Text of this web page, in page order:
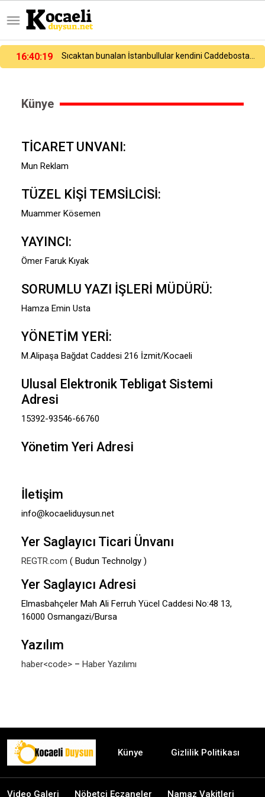
16:40:19
Künye
TİCARET UNVANI:
Mun Reklam
TÜZEL KİŞİ TEMSİLCİSİ:
Muammer Kösemen
YAYINCI:
Ömer Faruk Kıyak
SORUMLU YAZI İŞLERİ MÜDÜRÜ:
Hamza Emin Usta
YÖNETİM YERİ:
M.Alipaşa Bağdat Caddesi 216 İzmit/Kocaeli
Ulusal Elektronik Tebligat Sistemi
Adresi
15392-93546-66760
Yönetim Yeri Adresi
İletişim
info@kocaeliduysun.net
Yer Saglayıcı Ticari Ünvanı
REGTR.com ( Budun Technolgy )
Yer Saglayıcı Adresi
Elmasbahçeler Mah Ali Ferruh Yücel Caddesi No:48 13,
16000 Osmangazi/Bursa
Yazılım
haber<code> – Haber Yazılımı
Künye Gizlilik Politikası
Video Galeri Nöbetçi Eczaneler Namaz Vakitleri